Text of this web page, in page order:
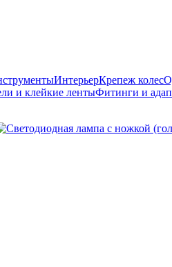
ИнтерьерКрепеж колес
и клейкие лентыФитинги и